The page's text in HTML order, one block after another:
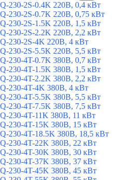
230-2S-0.4K 220В, 0,4 кВт
230-2S-0.7K 220В, 0,75 кВт
230-2S-1.5K 220В, 1,5 кВт
230-2S-2.2K 220В, 2,2 кВт
230-2S-4K 220В, 4 кВт
230-2S-5.5K 220В, 5,5 кВт
230-4T-0.7K 380В, 0,7 кВт
230-4T-1.5K 380В, 1,5 кВт
230-4T-2.2K 380В, 2,2 кВт
230-4T-4K 380В, 4 кВт
230-4T-5.5K 380В, 5,5 кВт
230-4T-7.5K 380В, 7,5 кВт
230-4T-11K 380В, 11 кВт
230-4T-15K 380В, 15 кВт
230-4T-18.5K 380В, 18,5 кВт
230-4T-22K 380В, 22 кВт
230-4T-30K 380В, 30 кВт
230-4T-37K 380В, 37 кВт
230-4T-45K 380В, 45 кВт